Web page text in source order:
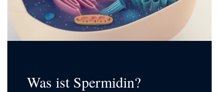
Was ist Spermidin?